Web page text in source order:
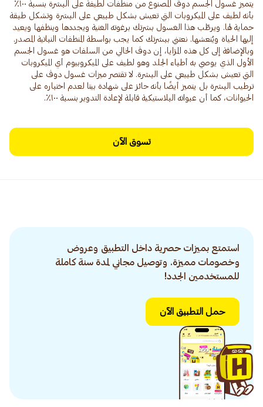
يتميز غسول الجسم دوڤ المصنوع من منظفات لطيفة على البشرة بنسبة ١٠٠٪
بأنه لطيف على الميكروبات التي تعيش بشكل طبيعي على البشرة وتشكل طبقة
حماية لها. ويرطّب هذا الغسول بشرتك برغوته الغنية ويجددها وينظفها ويعيد
إليها الحياة ويُنعشها. نعتني ببشرتك كما يجب بواسطة المنظفات النباتية المصدر.
وبالإضافة إلى كل هذه المزايا، إن دوڤ الخالي من السلفات هو غسول الجسم
الأول الذي يوصي به أطباء الجلد وهو لطيف على الميكروبيوم أي الميكروبات
التي تعيش بشكل طبيعي على البشرة. لا تقتصر ميزات غسول دوڤ على
ترطيب البشرة بل يتميز أيضًا بأنه حائز على شهادة بيتا لعدم اختباره على
الحيوانات، كما أن عبواته البلاستيكية قابلة لإعادة التدوير بنسبة ١٠٠٪.
تسوق الآن
استمتع بميزات حصرية داخل التطبيق وعروض
وخصومات مميزة. وتوصيل مجاني لمدة سنة كاملة
للمستخدمين الجدد!
حمل التطبيق الآن